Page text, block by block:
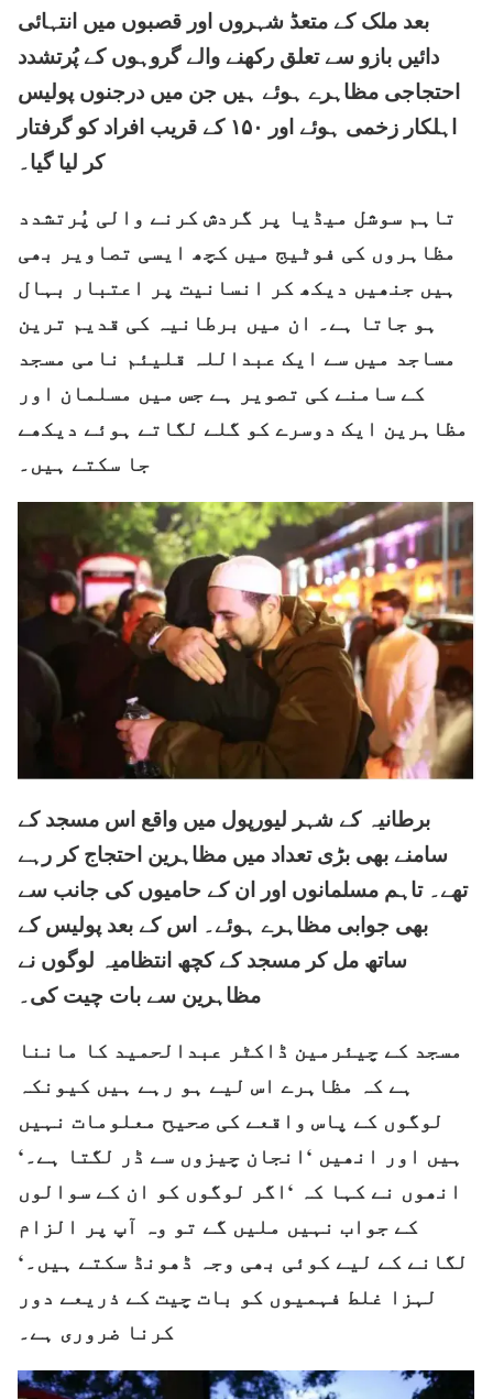
بعد ملک کے متعڈ شہروں اور قصبوں میں انتہائی
دائیں بازو سے تعلق رکھنے والے گروہوں کے پُرتشدد
احتجاجی مظاہرے ہوئے ہیں جن میں درجنوں پولیس
اہلکار زخمی ہوئے اور ۱۵۰ کے قریب افراد کو گرفتار
کر لیا گیا۔
تاہم سوشل میڈیا پر گردش کرنے والی پُرتشدد
مظاہروں کی فوٹیج میں کچھ ایسی تصاویر بھی
ہیں جنھیں دیکھ کر انسانیت پر اعتبار بہال
ہو جاتا ہے۔ ان میں برطانیہ کی قدیم ترین
مساجد میں سے ایک عبداللہ قلیئم نامی مسجد
کے سامنے کی تصویر ہے جس میں مسلمان اور
مظاہرین ایک دوسرے کو گلے لگاتے ہوئے دیکھے
جا سکتے ہیں۔
برطانیہ کے شہر لیورپول میں واقع اس مسجد کے
سامنے بھی بڑی تعداد میں مظاہرین احتجاج کر رہے
تھے۔ تاہم مسلمانوں اور ان کے حامیوں کی جانب سے
بھی جوابی مظاہرے ہوئے۔ اس کے بعد پولیس کے
ساتھ مل کر مسجد کے کچھ انتظامیہ لوگوں نے
مظاہرین سے بات چیت کی۔
مسجد کے چیئرمین ڈاکٹر عبدالحمید کا ماننا
ہے کہ مظاہرے اس لیے ہو رہے ہیں کیونکہ
لوگوں کے پاس واقعے کی صحیح معلومات نہیں
ہیں اور انھیں ‘انجان چیزوں سے ڈر لگتا ہے۔‘
انھوں نے کہا کہ ‘اگر لوگوں کو ان کے سوالوں
کے جواب نہیں ملیں گے تو وہ آپ پر الزام
لگانے کے لیے کوئی بھی وجہ ڈھونڈ سکتے ہیں۔‘
لہزا غلط فہمیوں کو بات چیت کے ذریعے دور
کرنا ضروری ہے۔